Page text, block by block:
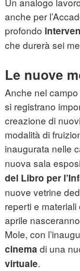
anche per
profondo
che durerà sei
Le nuove
Anche nel
si registrano
creazione di
modalità di
inaugurata nelle
nuova sala
del Libro per
nuove vetrine
reperti e
aprile
Mole, con
cinema di una
virtuale.